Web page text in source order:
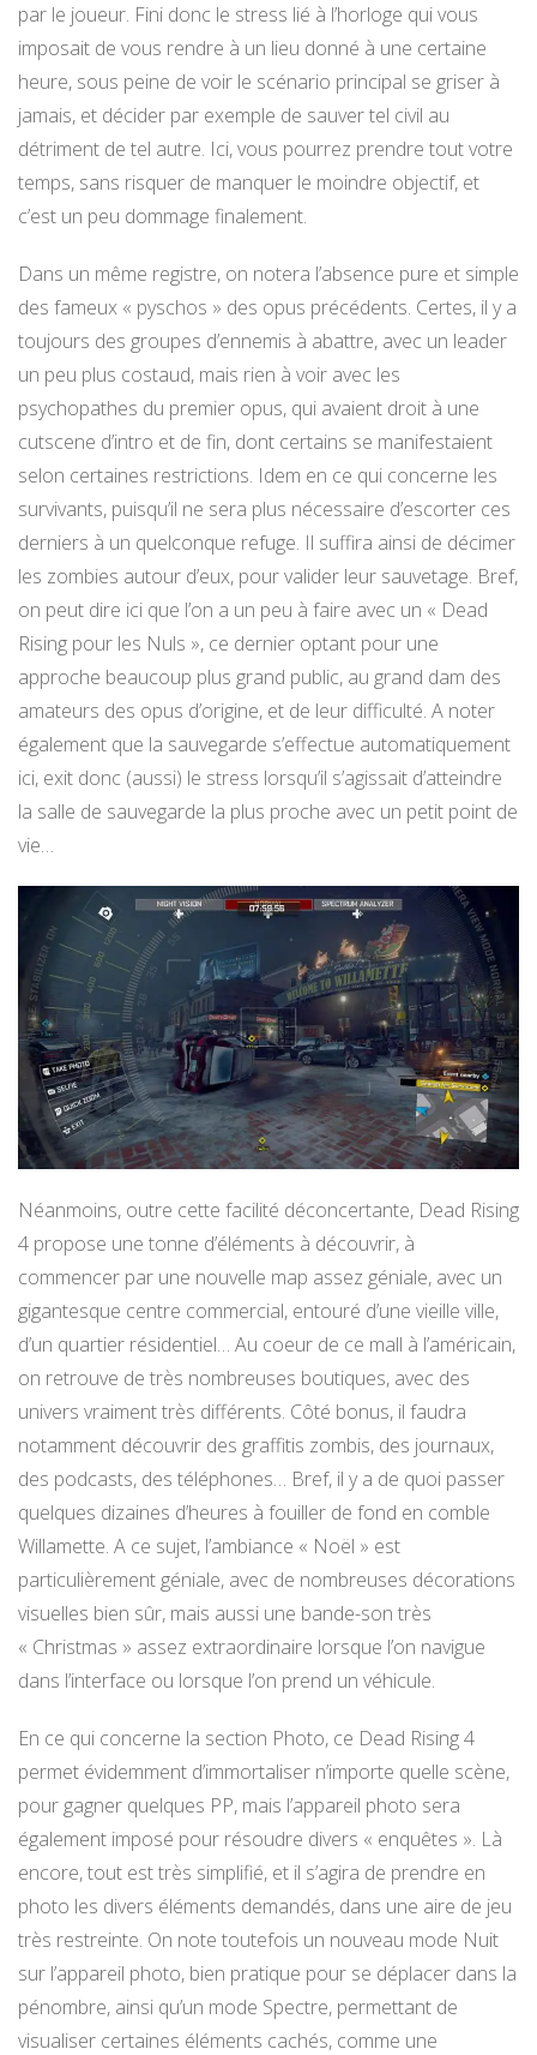
par le joueur. Fini donc le stress lié à l’horloge qui vous
imposait de vous rendre à un lieu donné à une certaine
heure, sous peine de voir le scénario principal se griser à
jamais, et décider par exemple de sauver tel civil au
détriment de tel autre. Ici, vous pourrez prendre tout votre
temps, sans risquer de manquer le moindre objectif, et
c’est un peu dommage finalement.
Dans un même registre, on notera l’absence pure et simple
des fameux « pyschos » des opus précédents. Certes, il y a
toujours des groupes d’ennemis à abattre, avec un leader
un peu plus costaud, mais rien à voir avec les
psychopathes du premier opus, qui avaient droit à une
cutscene d’intro et de fin, dont certains se manifestaient
selon certaines restrictions. Idem en ce qui concerne les
survivants, puisqu’il ne sera plus nécessaire d’escorter ces
derniers à un quelconque refuge. Il suffira ainsi de décimer
les zombies autour d’eux, pour valider leur sauvetage. Bref,
on peut dire ici que l’on a un peu à faire avec un « Dead
Rising pour les Nuls », ce dernier optant pour une
approche beaucoup plus grand public, au grand dam des
amateurs des opus d’origine, et de leur difficulté. A noter
également que la sauvegarde s’effectue automatiquement
ici, exit donc (aussi) le stress lorsqu’il s’agissait d’atteindre
la salle de sauvegarde la plus proche avec un petit point de
vie…
Néanmoins, outre cette facilité déconcertante, Dead Rising
4 propose une tonne d’éléments à découvrir, à
commencer par une nouvelle map assez géniale, avec un
gigantesque centre commercial, entouré d’une vieille ville,
d’un quartier résidentiel… Au coeur de ce mall à l’américain,
on retrouve de très nombreuses boutiques, avec des
univers vraiment très différents. Côté bonus, il faudra
notamment découvrir des graffitis zombis, des journaux,
des podcasts, des téléphones… Bref, il y a de quoi passer
quelques dizaines d’heures à fouiller de fond en comble
Willamette. A ce sujet, l’ambiance « Noël » est
particulièrement géniale, avec de nombreuses décorations
visuelles bien sûr, mais aussi une bande-son très
« Christmas » assez extraordinaire lorsque l’on navigue
dans l’interface ou lorsque l’on prend un véhicule.
En ce qui concerne la section Photo, ce Dead Rising 4
permet évidemment d’immortaliser n’importe quelle scène,
pour gagner quelques PP, mais l’appareil photo sera
également imposé pour résoudre divers « enquêtes ». Là
encore, tout est très simplifié, et il s’agira de prendre en
photo les divers éléments demandés, dans une aire de jeu
très restreinte. On note toutefois un nouveau mode Nuit
sur l’appareil photo, bien pratique pour se déplacer dans la
pénombre, ainsi qu’un mode Spectre, permettant de
visualiser certaines éléments cachés, comme une